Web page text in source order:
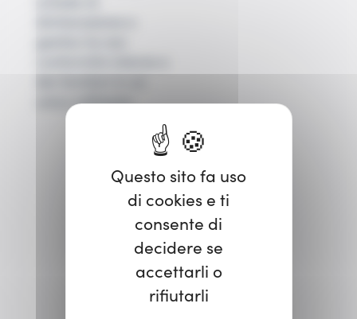
dei fornitori in un
unico software.
Questo sito fa uso
di cookies e ti
consente di
decidere se
accettarli o
rifiutarli